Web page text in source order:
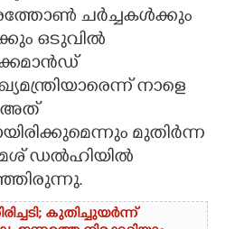
ചര്‍ച്ചകള്‍ക്കും
ഒടുവില്‍
നാളെ
അത്
മുതിര്‍ന്ന
ഡല്‍ഹിയില്‍
കുതിച്ചുയർന്ന്